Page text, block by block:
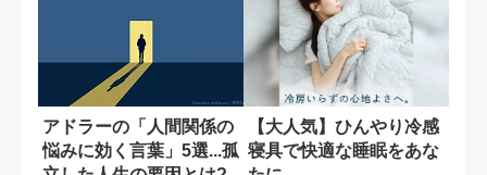
アドラーの「人間関係の
悩みに効く言葉」5選...孤
【大人気】ひんやり冷感
寝具で快適な睡眠をあな